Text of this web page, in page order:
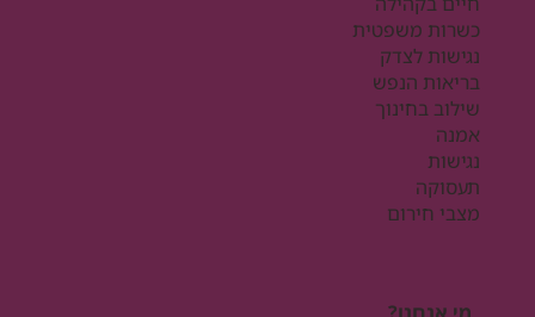
כשרות משפטית
נגישות לצדק
בריאות הנפש
שילוב בחינוך
אמנה
נגישות
תעסוקה
מצבי חירום